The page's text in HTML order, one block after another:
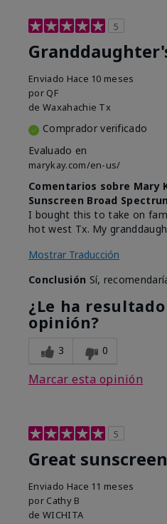
5
Enviado Hace 10 meses
por QF
de Waxahachie Tx
Comprador verificado
Evaluado en
marykay.com/en-us/
Comentarios sobre Mary
Sunscreen Broad
I bought this to take on
hot west Tx. My
Mostrar Traducción
Conclusión Sí,
¿Le ha
opinión?
3 0
Marcar esta opinión
5
Great sunscreen
Enviado Hace 11 meses
por Cathy B
de WICHITA